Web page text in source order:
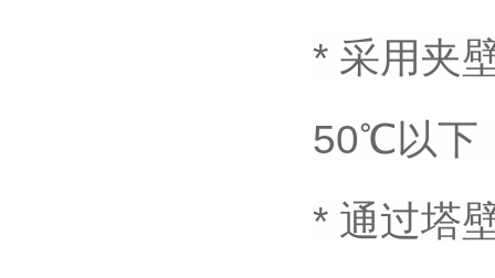
* 采用夹
50℃以下
* 通过塔